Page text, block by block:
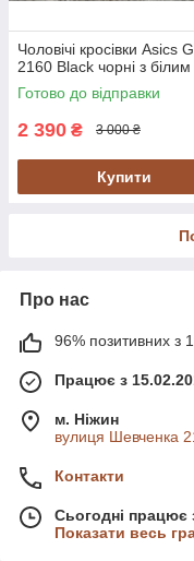
Чоловічі кросівки Asics
2160 Black чорні з білим
Готово до відправки
2 390 ₴ 3 000 ₴
Купити
Про нас
96% позитивних з
Працює з
м. Ніжин
вулиця Шевченка
Контакти
Сьогодні працює
Показати весь